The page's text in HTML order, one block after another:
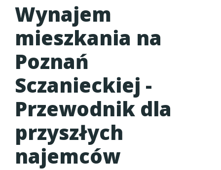
Wynajem
mieszkania na
Poznań
Sczanieckiej -
Przewodnik dla
przyszłych
najemców